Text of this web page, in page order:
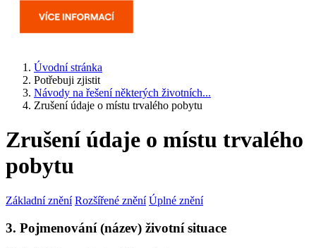
Úvodní stránka
Potřebuji zjistit
Návody na řešení některých životních...
Zrušení údaje o místu trvalého pobytu
Zrušení údaje o místu trvalého
pobytu
Základní znění Rozšířené znění Úplné znění
3. Pojmenování (název) životní situace